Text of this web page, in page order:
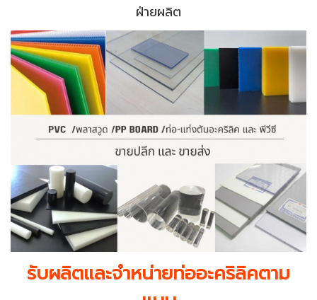
ฝ่ายผลิต
รับผลิตและจำหน่ายท่ออะคริลิคตาม